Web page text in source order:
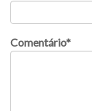
Comentário*